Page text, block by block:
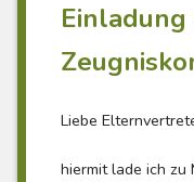
Einladung
Liebe
hiermit lade ich